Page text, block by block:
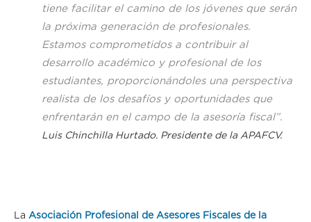
tiene facilitar el camino de los jóvenes que serán
la próxima generación de profesionales.
Estamos comprometidos a contribuir al
desarrollo académico y profesional de los
estudiantes, proporcionándoles una perspectiva
realista de los desafíos y oportunidades que
enfrentarán en el campo de la asesoría fiscal”.
Luis Chinchilla Hurtado. Presidente de la APAFCV.
La Asociación Profesional de Asesores Fiscales de la